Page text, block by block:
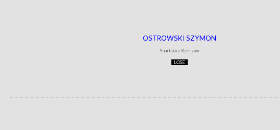
OSTROWSKI SZYMON
Spartakus Rzeszów
LOSE